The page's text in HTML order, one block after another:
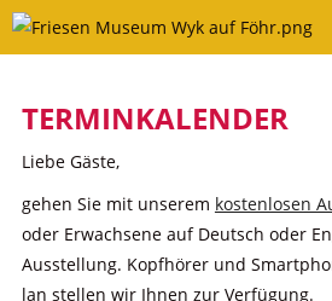
Skip
TERMINKALENDER
Liebe Gäste,
gehen Sie mit unserem kostenlosen
oder Erwachsene auf Deutsch oder
Ausstellung. Kopfhörer und
lan stellen wir Ihnen zur Verfügung.